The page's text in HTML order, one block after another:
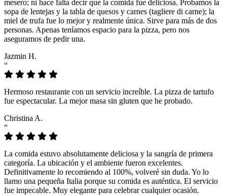
mesero; ni hace falta decir que la comida fue deliciosa. Probamos la
sopa de lentejas y la tabla de quesos y carnes (tagliere di carne); la
miel de trufa fue lo mejor y realmente única. Sirve para más de dos
personas. Apenas teníamos espacio para la pizza, pero nos
aseguramos de pedir una.
Jazmin H.
“
Hermoso restaurante con un servicio increíble. La pizza de tartufo
fue espectacular. La mejor masa sin gluten que he probado.
Christina A.
“
La comida estuvo absolutamente deliciosa y la sangría de primera
categoría. La ubicación y el ambiente fueron excelentes.
Definitivamente lo recomiendo al 100%, volveré sin duda. Yo lo
llamo una pequeña Italia porque su comida es auténtica. El servicio
fue impecable. Muy elegante para celebrar cualquier ocasión.